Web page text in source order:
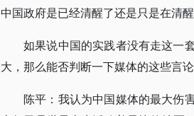
中国政府是已经清醒了还是只是在清
如果说中国的实践者没有走这一
大，那么能否判断一下媒体的这些言
陈平：我认为中国媒体的最大伤